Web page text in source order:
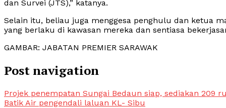
dan Survei (JTS),” katanya.
Selain itu, beliau juga menggesa penghulu dan ketua
yang berlaku di kawasan mereka dan sentiasa
GAMBAR: JABATAN PREMIER SARAWAK
Post navigation
Projek penempatan Sungai Bedaun siap, sediakan 209
Batik Air pengendali laluan KL- Sibu